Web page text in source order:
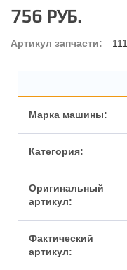
756 РУБ.
Артикул запчасти:
Марка машины:
Категория:
Оригинальный
артикул:
Фактический
артикул: